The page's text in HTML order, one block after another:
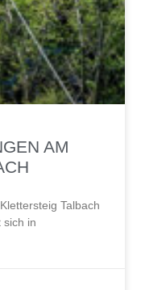
AM
Talbach
sich in